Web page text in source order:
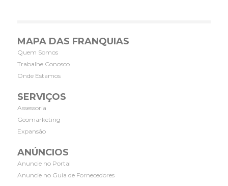
MAPA DAS FRANQUIAS
Quem Somos
Trabalhe Conosco
Onde Estamos
SERVIÇOS
Assessoria
Geomarketing
Expansão
ANÚNCIOS
Anuncie no Portal
Anuncie no Guia de Fornecedores